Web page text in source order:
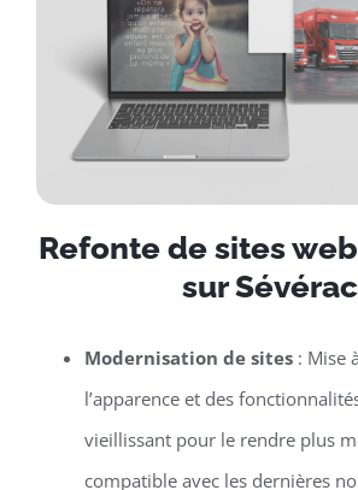
Refonte de sites
sur Sévérac
Modernisation de sites: Mise
l’apparence et des
vieillissant pour le rendre plus
compatible avec les dernières